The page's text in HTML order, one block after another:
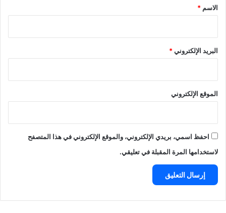
*
الاسم *
البريد الإلكتروني*
الموقع الإلكتروني
احفظ اسمي، بريدي الإلكتروني، والموقع الإلكتروني في هذا المتصفح
لاستخدامها المرة المقبلة في تعليقي.